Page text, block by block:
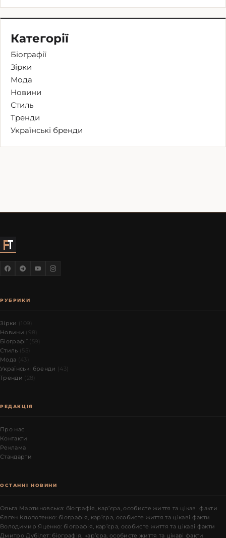
Категорії
Біографії
Зірки
Мода
Новини
Стиль
Тренди
Українські бренди
РУБРИКИ
Зірки (109)
Новини (98)
Біографії (59)
Стиль (55)
Мода (43)
Українські бренди (43)
Тренди (28)
РЕДАКЦІЯ
Про нас
Контакти
Реклама
Стандарти
ОСТАННІ НОВИНИ
Ольга Мартиновська: біографія, кар’єра, особисте життя та цікаві факти
Євген Клопотенко: біографія, кар’єра, особисте життя та цікаві факти
Володимир Яценко: біографія, кар’єра, особисте життя та цікаві факти
Дмитро Дубілет: біографія, кар’єра, особисте життя та цікаві факти